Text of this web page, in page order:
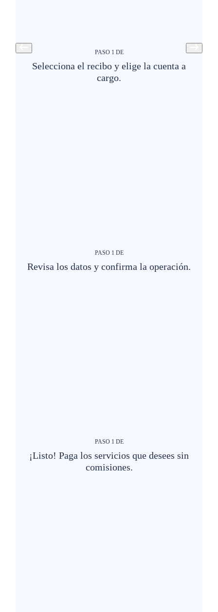
PASO 1 DE
Selecciona el recibo y elige la cuenta a
cargo.
PASO 1 DE
Revisa los datos y confirma la operación.
PASO 1 DE
¡Listo! Paga los servicios que desees sin
comisiones.